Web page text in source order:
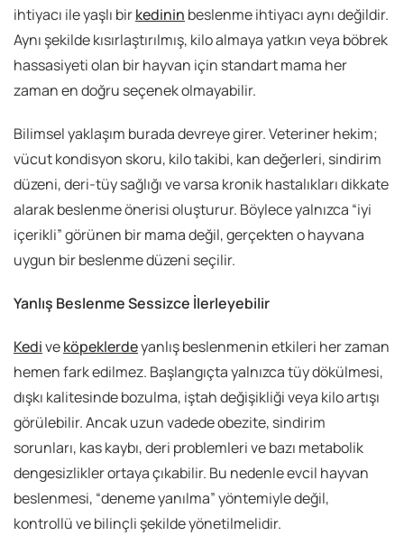
ihtiyacı ile yaşlı birkedinin beslenme ihtiyacı aynı değildir.
Aynı şekilde kısırlaştırılmış, kilo almaya yatkın veya böbrek
hassasiyeti olan bir hayvan için standart mama her
zaman en doğru seçenek olmayabilir.
Bilimsel yaklaşım burada devreye girer. Veteriner hekim;
vücut kondisyon skoru, kilo takibi, kan değerleri, sindirim
düzeni, deri-tüy sağlığı ve varsa kronik hastalıkları dikkate
alarak beslenme önerisi oluşturur. Böylece yalnızca “iyi
içerikli” görünen bir mama değil, gerçekten o hayvana
uygun bir beslenme düzeni seçilir.
Yanlış Beslenme Sessizce İlerleyebilir
Kediveköpeklerdeyanlış beslenmenin etkileri her zaman
hemen fark edilmez. Başlangıçta yalnızca tüy dökülmesi,
dışkı kalitesinde bozulma, iştah değişikliği veya kilo artışı
görülebilir. Ancak uzun vadede obezite, sindirim
sorunları, kas kaybı, deri problemleri ve bazı metabolik
dengesizlikler ortaya çıkabilir. Bu nedenle evcil hayvan
beslenmesi, “deneme yanılma” yöntemiyle değil,
kontrollü ve bilinçli şekilde yönetilmelidir.